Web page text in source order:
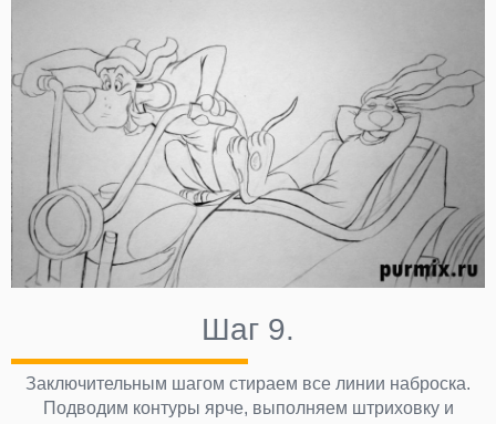
Шаг 9.
Заключительным шагом стираем все линии наброска.
Подводим контуры ярче, выполняем штриховку и